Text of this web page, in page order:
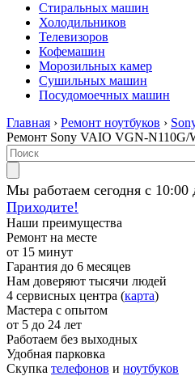
Стиральных машин
Холодильников
Телевизоров
Кофемашин
Морозильных камер
Сушильных машин
Посудомоечных машин
Главная › Ремонт ноутбуков ›
Ремонт Sony VAIO VGN-N110G/
Мы работаем сегодня с 10:00
Приходите!
Наши преимущества
Ремонт на месте
от 15 минут
Гарантия до 6 месяцев
Нам доверяют тысячи людей
4 сервисных центра (карта)
Мастера с опытом
от 5 до 24 лет
Работаем без выходных
Удобная парковка
Скупка телефонов и ноутбуков